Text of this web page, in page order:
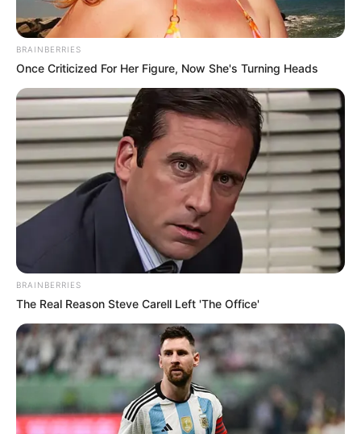
BRAINBERRIES
Once Criticized For Her Figure, Now She's Turning Heads
BRAINBERRIES
The Real Reason Steve Carell Left 'The Office'